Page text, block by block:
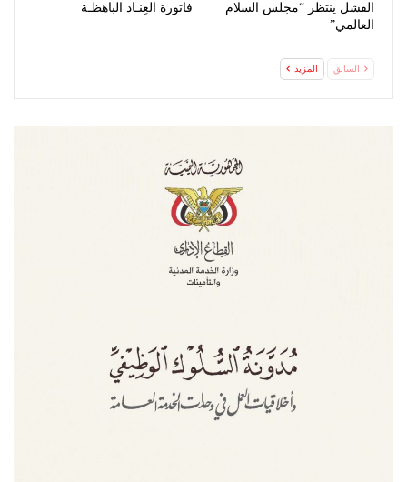
الفشل ينتظر “مجلس السلام
العالمي”
فاتورة العِنـاد الباهظـة
السابق المزيد